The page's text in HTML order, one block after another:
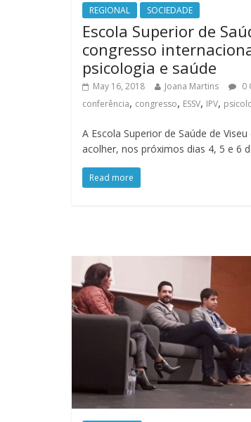
REGIONAL SOCIEDADE
Escola Superior de
congresso
psicologia e saúde
May 16, 2018 Joana Martins
0
conferência, congresso, ESSV, IPV,
A Escola Superior de Saúde de Viseu
acolher, nos próximos dias 4, 5 e 6
Read more